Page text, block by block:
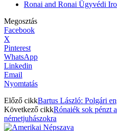
Ronai and Ronai Ügyvédi
Megosztás
Facebook
X
Pinterest
WhatsApp
Linkedin
Email
Nyomtatás
Előző cikkBartus László: Polgári
Következő cikkRónaiék sok pénzt
németjuhászokra